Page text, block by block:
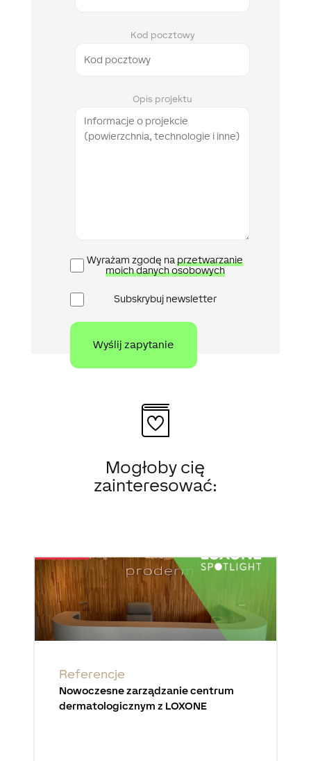
Kod pocztowy
Opis projektu
Polityka
prywatności
Wyrażam zgodę naprzetwarzanie
moich danych osobowych
Newsletter
Subskrybuj newsletter
Mogłoby cię
zainteresować:
Referencje
Nowoczesne zarządzanie centrum
dermatologicznym z LOXONE